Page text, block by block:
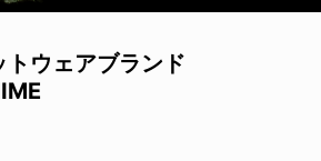
ウェアブランド